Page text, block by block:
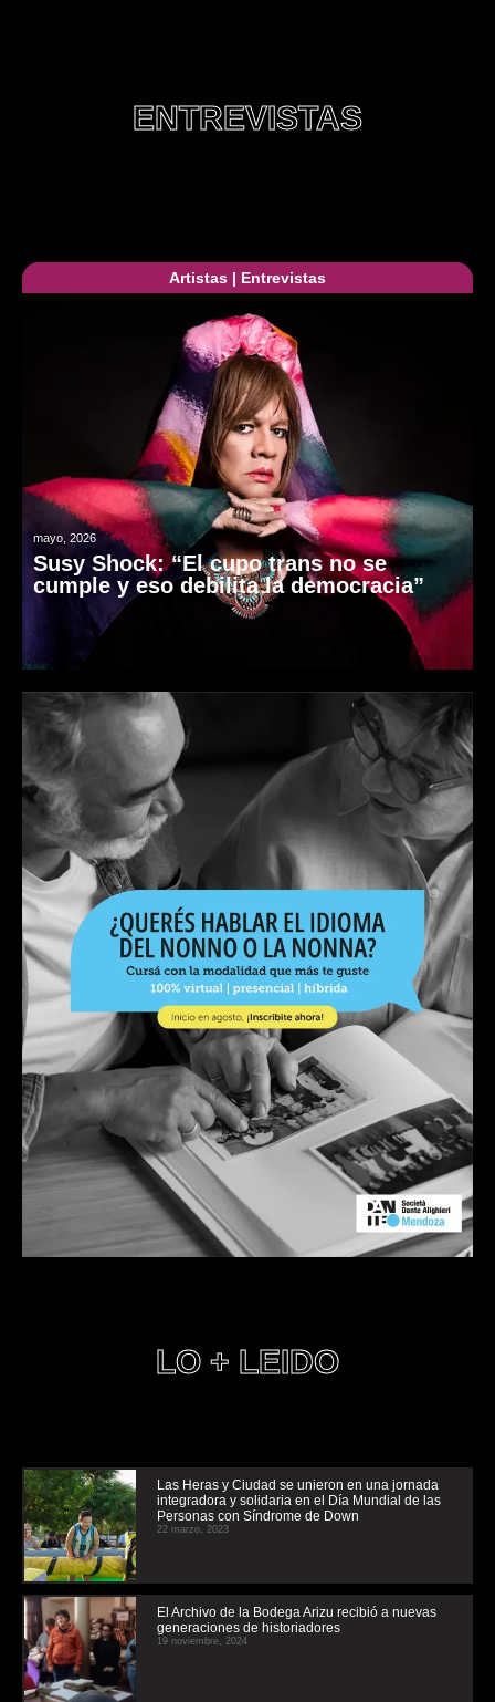
ENTREVISTAS
Artistas | Entrevistas
mayo, 2026
Susy Shock: “El cupo trans no se
cumple y eso debilita la democracia”
LO + LEIDO
Las Heras y Ciudad se unieron en una jornada
integradora y solidaria en el Día Mundial de las
Personas con Síndrome de Down
22 marzo, 2023
El Archivo de la Bodega Arizu recibió a nuevas
generaciones de historiadores
19 noviembre, 2024